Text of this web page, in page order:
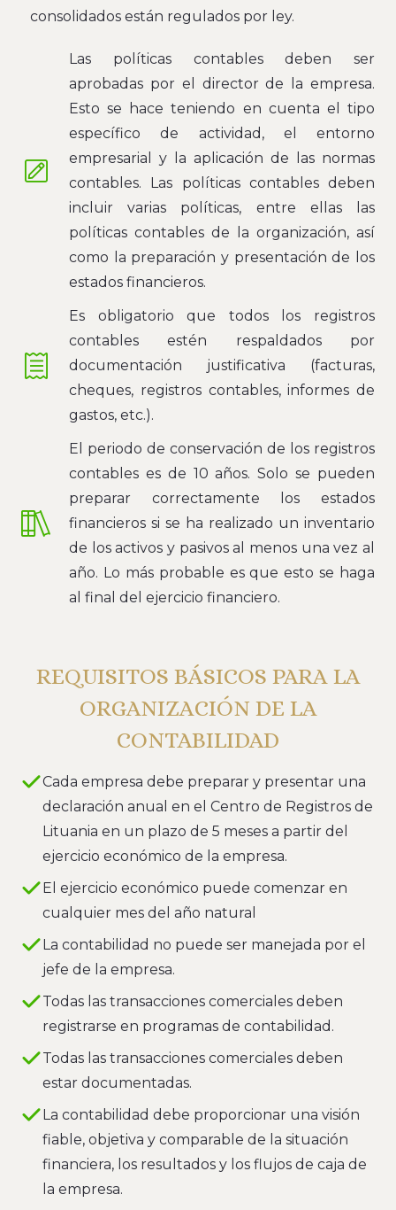
consolidados están regulados por ley.
Las políticas contables deben ser
aprobadas por el director de la empresa.
Esto se hace teniendo en cuenta el tipo
específico de actividad, el entorno
empresarial y la aplicación de las normas
contables. Las políticas contables deben
incluir varias políticas, entre ellas las
políticas contables de la organización, así
como la preparación y presentación de los
estados financieros.
Es obligatorio que todos los registros
contables estén respaldados por
documentación justificativa (facturas,
cheques, registros contables, informes de
gastos, etc.).
El periodo de conservación de los registros
contables es de 10 años. Solo se pueden
preparar correctamente los estados
financieros si se ha realizado un inventario
de los activos y pasivos al menos una vez al
año. Lo más probable es que esto se haga
al final del ejercicio financiero.
REQUISITOS BÁSICOS PARA LA
ORGANIZACIÓN DE LA
CONTABILIDAD
Cada empresa debe preparar y presentar una
declaración anual en el Centro de Registros de
Lituania en un plazo de 5 meses a partir del
ejercicio económico de la empresa.
El ejercicio económico puede comenzar en
cualquier mes del año natural
La contabilidad no puede ser manejada por el
jefe de la empresa.
Todas las transacciones comerciales deben
registrarse en programas de contabilidad.
Todas las transacciones comerciales deben
estar documentadas.
La contabilidad debe proporcionar una visión
fiable, objetiva y comparable de la situación
financiera, los resultados y los flujos de caja de
la empresa.